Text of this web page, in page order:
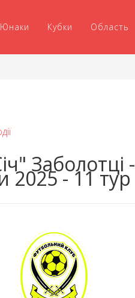
Юнаки Кубки Область
Заболотці -
2025 - 11 тур